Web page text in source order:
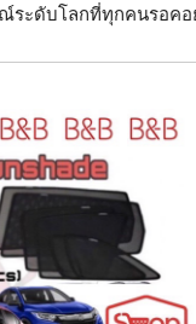
ระดับโลกที่ทุกคนรอคอ
ครื่องชาร์จถ่าน +
แบตเตอรี่
แบตเตอรี่ลิเธียมไอออน